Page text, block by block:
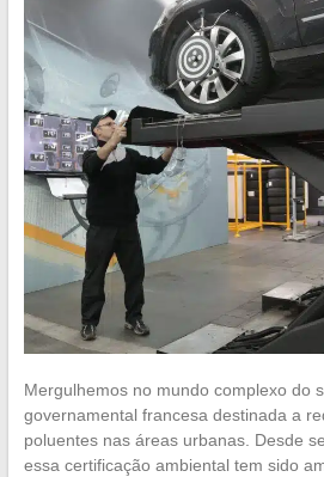
Mergulhemos no mundo complexo do
governamental francesa destinada a
poluentes nas áreas urbanas. Desde
essa certificação ambiental tem sido